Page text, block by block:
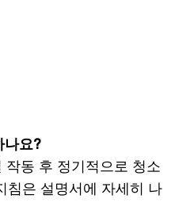
나요?
동 후 정기적으로 청소
침은 설명서에 자세히 나